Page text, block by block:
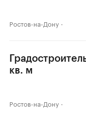
Ростов-на-Дону
кв. м
Ростов-на-Дону